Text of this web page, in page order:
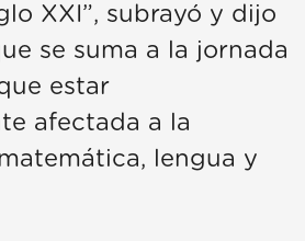
XXI”, subrayó y dijo
se suma a la jornada
estar
afectada a la
lengua y